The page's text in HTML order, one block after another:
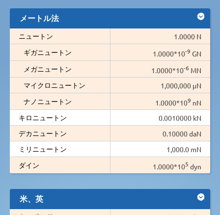
メートル法
ニュートン
1.0000 N
ギガニュートン
1.0000*10-9 GN
メガニュートン
1.0000*10-6 MN
マイクロニュートン
1,000,000 µN
ナノニュートン
1.0000*109 nN
キロニュートン
0.0010000 kN
デカニュートン
0.10000 daN
ミリニュートン
1,000.0 mN
ダイン
1.0000*105 dyn
米、英